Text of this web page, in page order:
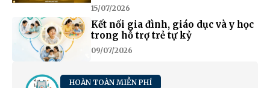
15/07/2026
Kết nối gia đình, giáo dục và y học
trong hỗ trợ trẻ tự kỷ
09/07/2026
HOÀN TOÀN MIỄN PHÍ